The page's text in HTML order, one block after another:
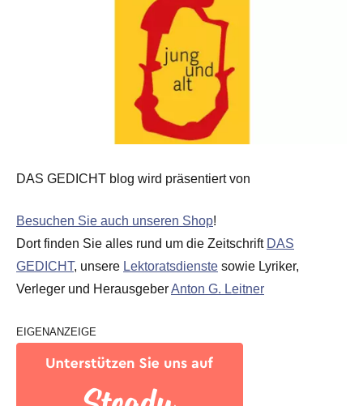
DAS GEDICHT blog wird präsentiert von
Besuchen Sie auch unseren Shop!
Dort finden Sie alles rund um die Zeitschrift DAS
GEDICHT, unsere Lektoratsdienste sowie Lyriker,
Verleger und HerausgeberAnton G. Leitner
EIGENANZEIGE